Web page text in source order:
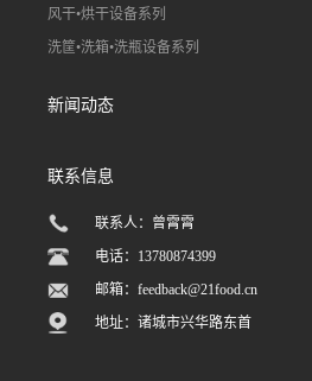
风干•烘干设备系列
洗筐•洗箱•洗瓶设备系列
新闻动态
联系信息
联系人：曾霄霄
电话：13780874399
邮箱：feedback@21food.cn
地址：诸城市兴华路东首